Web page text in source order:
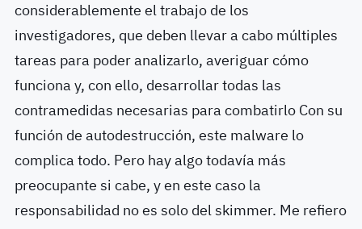
considerablemente el trabajo de los
investigadores, que deben llevar a cabo múltiples
tareas para poder analizarlo, averiguar cómo
funciona y, con ello, desarrollar todas las
contramedidas necesarias para combatirlo Con su
función de autodestrucción, este malware lo
complica todo. Pero hay algo todavía más
preocupante si cabe, y en este caso la
responsabilidad no es solo del skimmer. Me refiero